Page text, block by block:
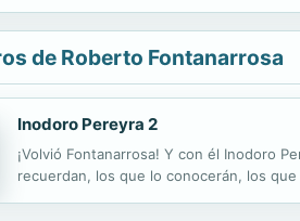
de Roberto Fontanarrosa
Inodoro Pereyra 2
¡Volvió Fontanarrosa! Y con él Inodoro
recuerdan, los que lo conocerán, los